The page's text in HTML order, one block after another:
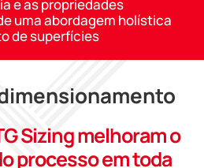
e as propriedades
uma abordagem holística
de superfícies
Sizing melhoram o
processo em toda